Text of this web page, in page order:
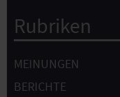
Hauptnavigation
Rubriken
MEINUNGEN
BERICHTE